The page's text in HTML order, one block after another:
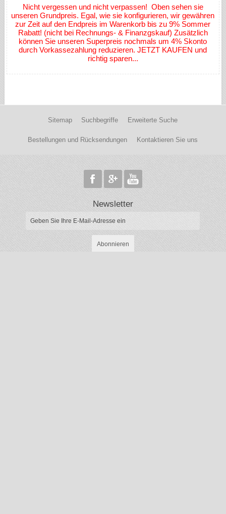
Nicht vergessen und nicht verpassen! Oben sehen sie
unseren Grundpreis. Egal, wie sie konfigurieren, wir gewähren
zur Zeit auf den Endpreis im Warenkorb bis zu 9% Sommer
Rabatt! (nicht bei Rechnungs- & Finanzgskauf) Zusätzlich
können Sie unseren Superpreis nochmals um 4% Skonto
durch Vorkassezahlung reduzieren. JETZT KAUFEN und
richtig sparen...
Sitemap Suchbegriffe Erweiterte Suche
Bestellungen und Rücksendungen Kontaktieren Sie uns
Newsletter
Abonnieren